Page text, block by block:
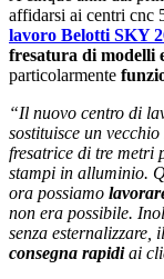
affidarsi ai centri cnc
lavoro Belotti SKY
fresatura di modelli
particolarmente
“Il nuovo centro di
sostituisce un
fresatrice di tre metri
stampi in alluminio.
ora possiamo
non era possibile.
senza esternalizzare,
consegna rapidiai